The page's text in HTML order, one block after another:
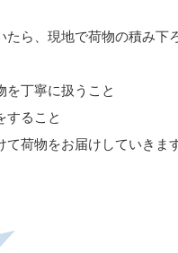
たら、現地で荷物の積み下
を丁寧に扱うこと
すること
て荷物をお届けしていきます